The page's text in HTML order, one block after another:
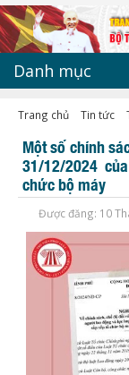
Danh mục
Trang chủ Tin tức
Một số chính
31/12/2024
chức bộ máy
Được đăng: 10